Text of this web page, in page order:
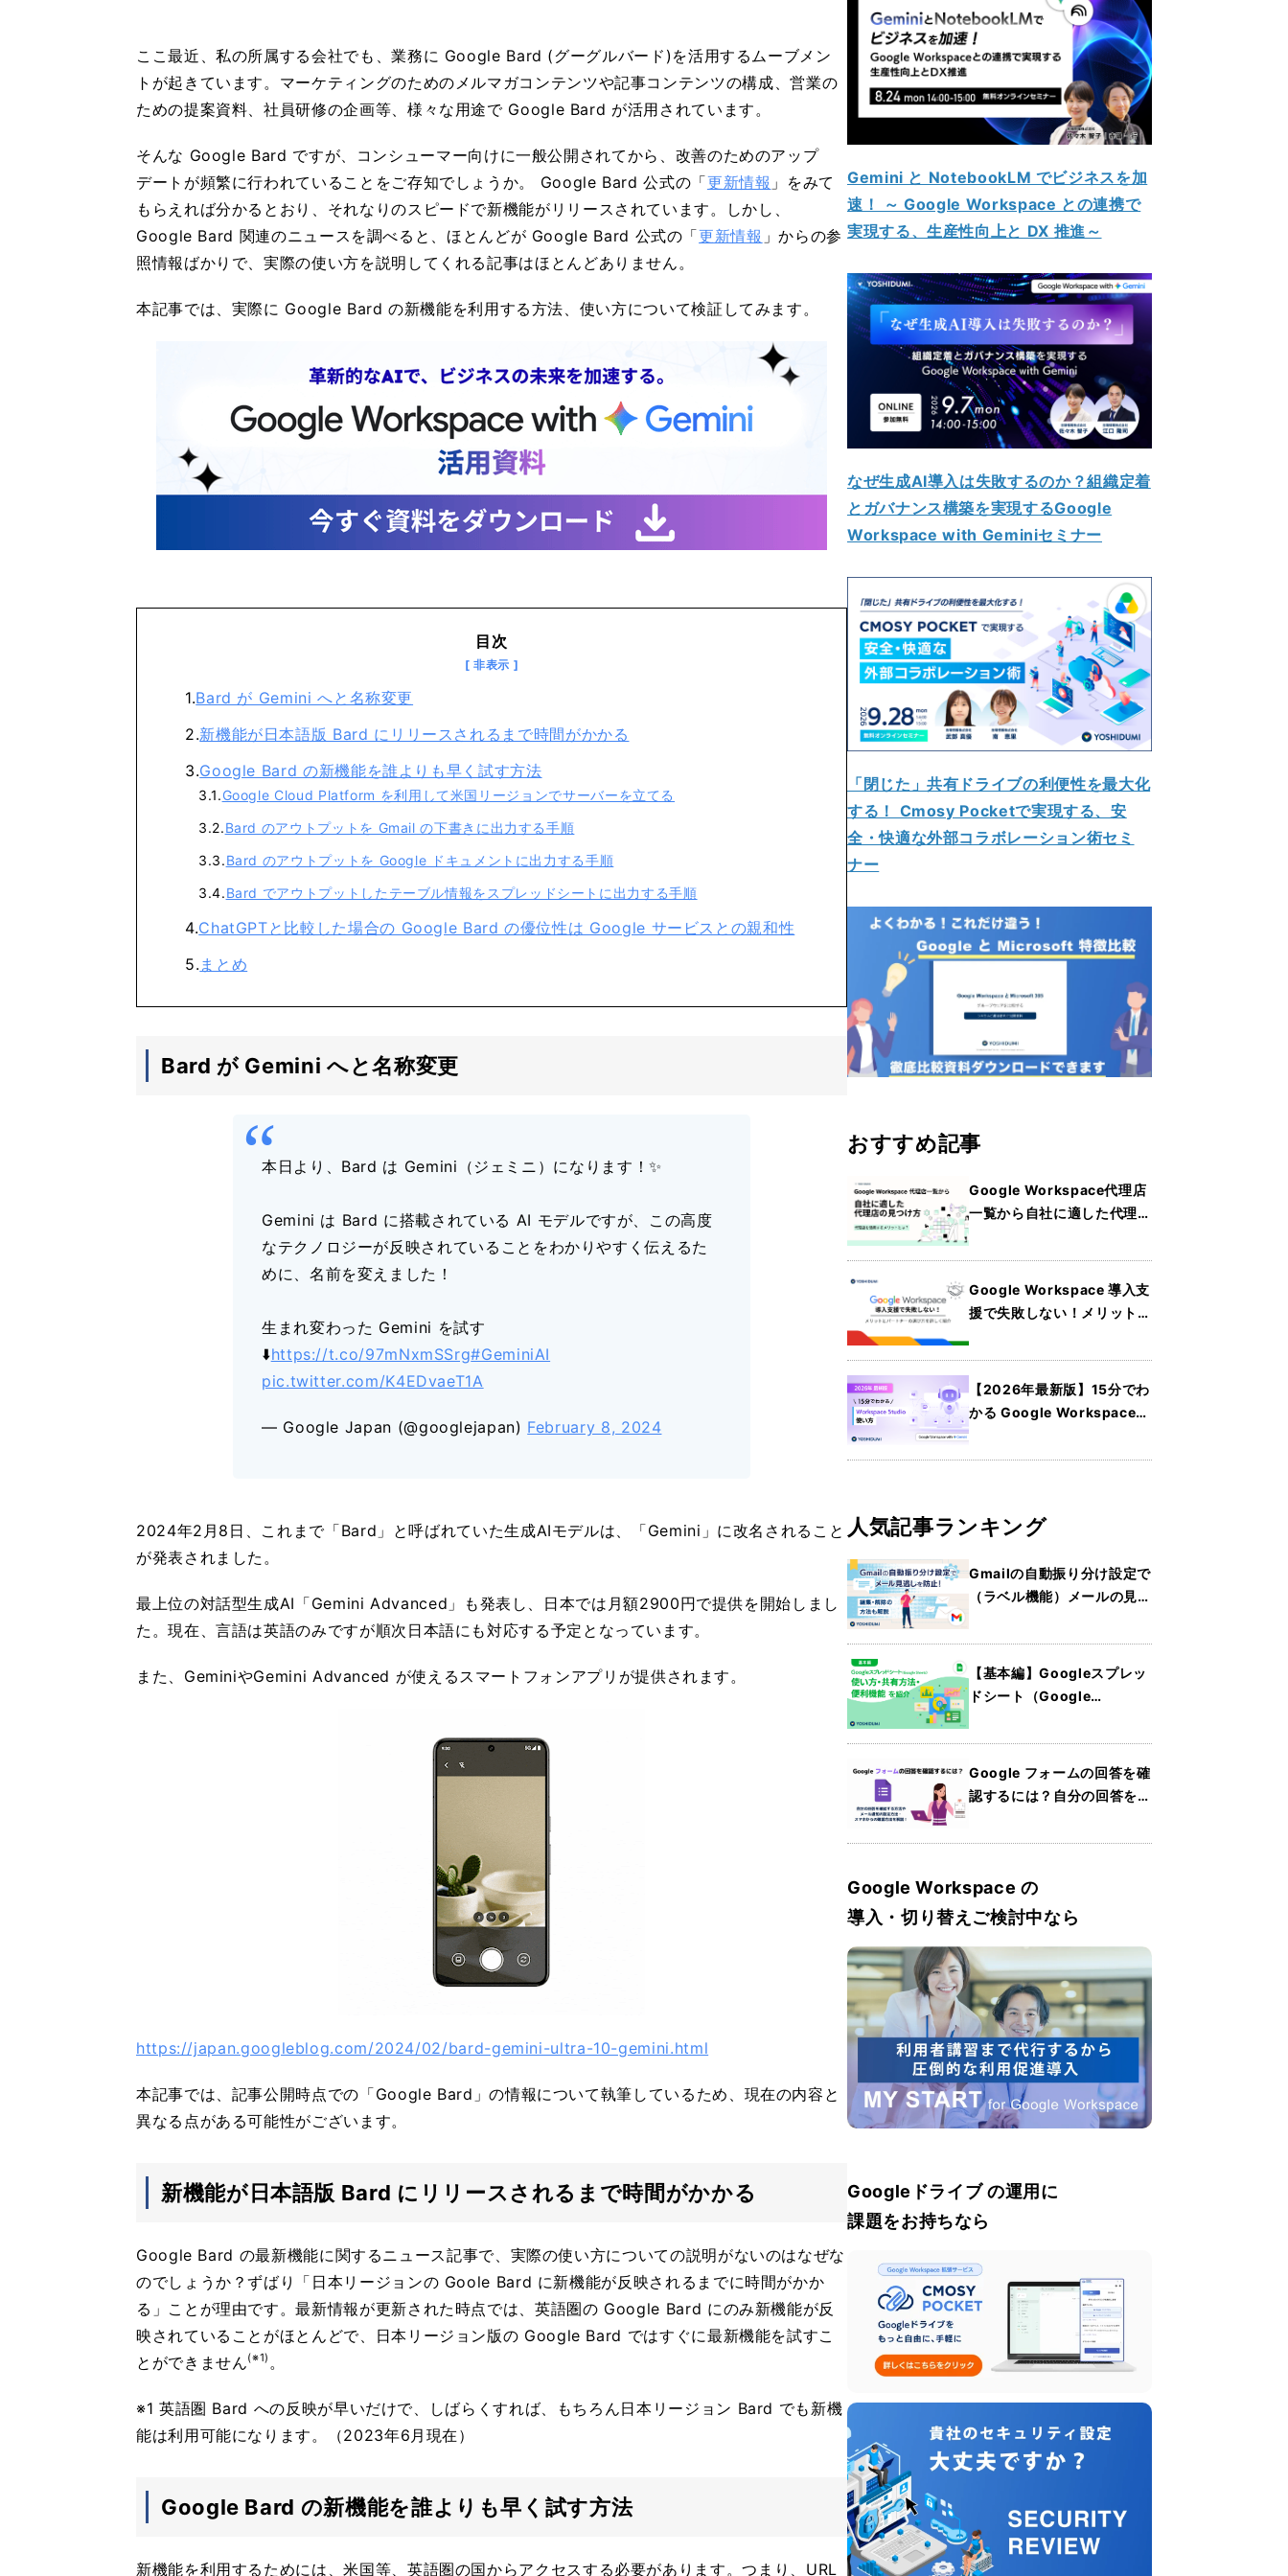
ここ最近、私の所属する会社でも、業務に Google Bard (グーグルバード)を活用するムーブメン
トが起きています。マーケティングのためのメルマガコンテンツや記事コンテンツの構成、営業の
ための提案資料、社員研修の企画等、様々な用途で Google Bard が活用されています。
そんな Google Bard ですが、コンシューマー向けに一般公開されてから、改善のためのアップ
デートが頻繁に行われていることをご存知でしょうか。 Google Bard 公式の「更新情報 」をみて
もらえれば分かるとおり、それなりのスピードで新機能がリリースされています。しかし、
Google Bard 関連のニュースを調べると、ほとんどが Google Bard 公式の「更新情報 」からの参
照情報ばかりで、実際の使い方を説明してくれる記事はほとんどありません。
本記事では、実際に Google Bard の新機能を利用する方法、使い方について検証してみます。
目次
Bard が Gemini へと名称変更
新機能が日本語版 Bard にリリースされるまで時間がかかる
Google Bard の新機能を誰よりも早く試す方法
Google Cloud Platform を利用して米国リージョンでサーバーを立てる
Bard のアウトプットを Gmail の下書きに出力する手順
Bard のアウトプットを Google ドキュメントに出力する手順
Bard でアウトプットしたテーブル情報をスプレッドシートに出力する手順
ChatGPTと比較した場合の Google Bard の優位性は Google サービスとの親和性
まとめ
Bard が Gemini へと名称変更
本日より、Bard は Gemini（ジェミニ）になります！✨
Gemini は Bard に搭載されている AI モデルですが、この高度
なテクノロジーが反映されていることをわかりやすく伝えるた
めに、名前を変えました！
生まれ変わった Gemini を試す
⬇️https://t.co/97mNxmSSrg#GeminiAI
pic.twitter.com/K4EDvaeT1A
— Google Japan (@googlejapan) February 8, 2024
2024年2月8日、これまで「Bard」と呼ばれていた生成AIモデルは、「Gemini」に改名されること
が発表されました。
最上位の対話型生成AI「Gemini Advanced」も発表し、日本では月額2900円で提供を開始しまし
た。現在、言語は英語のみですが順次日本語にも対応する予定となっています。
また、GeminiやGemini Advanced が使えるスマートフォンアプリが提供されます。
https://japan.googleblog.com/2024/02/bard-gemini-ultra-10-gemini.html
本記事では、記事公開時点での「Google Bard」の情報について執筆しているため、現在の内容と
異なる点がある可能性がございます。
新機能が日本語版 Bard にリリースされるまで時間がかかる
Google Bard の最新機能に関するニュース記事で、実際の使い方についての説明がないのはなぜな
のでしょうか？ずばり「日本リージョンの Goole Bard に新機能が反映されるまでに時間がかか
る」ことが理由です。最新情報が更新された時点では、英語圏の Google Bard にのみ新機能が反
映されていることがほとんどで、日本リージョン版の Google Bard ではすぐに最新機能を試すこ
とができません(※1) 。
※1 英語圏 Bard への反映が早いだけで、しばらくすれば、もちろん日本リージョン Bard でも新機
能は利用可能になります。（2023年6月現在）
Google Bard の新機能を誰よりも早く試す方法
新機能を利用するためには、米国等、英語圏の国からアクセスする必要があります。つまり、URL
Gemini と NotebookLM でビジネスを加
速！ ～ Google Workspace との連携で
実現する、生産性向上と DX 推進～
なぜ生成AI導入は失敗するのか？組織定着
とガバナンス構築を実現するGoogle
Workspace with Geminiセミナー
「閉じた」共有ドライブの利便性を最大化
する！ Cmosy Pocketで実現する、安
全・快適な外部コラボレーション術セミ
ナー
おすすめ記事
Google Workspace代理店
一覧から自社に適した代理店
く紹介
Google Workspace 導入支
援で失敗しない！メリットと
紹介
【2026年最新版】15分でわ
かる Google Workspace
人気記事ランキング
Gmailの自動振り分け設定で
（ラベル機能）メールの見逃
も解説
【基本編】Googleスプレッ
ドシート（Google
法・便利機能を紹介
Google フォームの回答を確
認するには？自分の回答を確
定方法・スマホからの確認方
Google Workspace の
導入・切り替えご検討中なら
Googleドライブ の運用に
課題をお持ちなら